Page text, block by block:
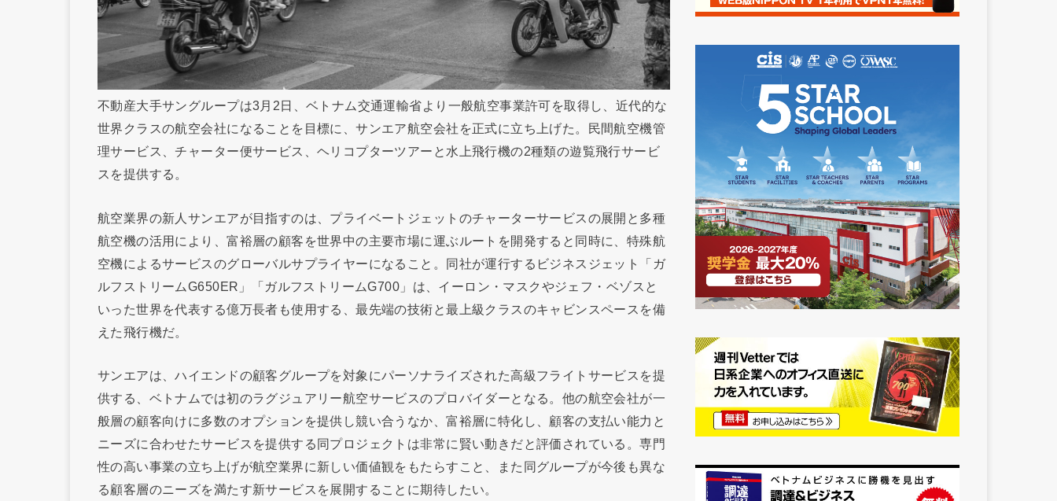
不動産大手サングループは3月2日、ベトナム交通運輸省より一般航空事業許可を取得し、近代的な
世界クラスの航空会社になることを目標に、サンエア航空会社を正式に立ち上げた。民間航空機管
理サービス、チャーター便サービス、ヘリコプターツアーと水上飛行機の2種類の遊覧飛行サービ
スを提供する。
航空業界の新人サンエアが目指すのは、プライベートジェットのチャーターサービスの展開と多種
航空機の活用により、富裕層の顧客を世界中の主要市場に運ぶルートを開発すると同時に、特殊航
空機によるサービスのグローバルサプライヤーになること。同社が運行するビジネスジェット「ガ
ルフストリームG650ER」「ガルフストリームG700」は、イーロン・マスクやジェフ・ベゾスと
いった世界を代表する億万長者も使用する、最先端の技術と最上級クラスのキャビンスペースを備
えた飛行機だ。
サンエアは、ハイエンドの顧客グループを対象にパーソナライズされた高級フライトサービスを提
供する、ベトナムでは初のラグジュアリー航空サービスのプロバイダーとなる。他の航空会社が一
般層の顧客向けに多数のオプションを提供し競い合うなか、富裕層に特化し、顧客の支払い能力と
ニーズに合わせたサービスを提供する同プロジェクトは非常に賢い動きだと評価されている。専門
性の高い事業の立ち上げが航空業界に新しい価値観をもたらすこと、また同グループが今後も異な
る顧客層のニーズを満たす新サービスを展開することに期待したい。